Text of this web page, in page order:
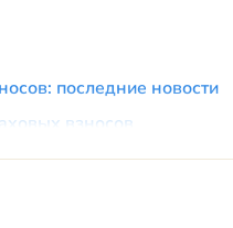
последние новости
взносов
в 2017 году
в 2017 году